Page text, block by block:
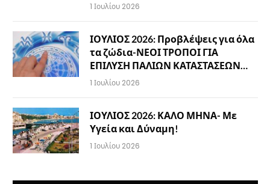
1 Ιουλίου 2026
ΙΟΥΛΙΟΣ 2026: Προβλέψεις για όλα
τα ζώδια-ΝΕΟΙ ΤΡΟΠΟΙ ΓΙΑ
ΕΠΙΛΥΣΗ ΠΑΛΙΩΝ ΚΑΤΑΣΤΑΣΕΩΝ…
1 Ιουλίου 2026
ΙΟΥΛΙΟΣ 2026: ΚΑΛΟ ΜΗΝΑ- Με
Υγεία και Δύναμη!
1 Ιουλίου 2026